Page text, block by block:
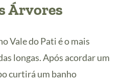
Árvores
Vale do Pati é o mais
longas. Após acordar um
curtirá um banho